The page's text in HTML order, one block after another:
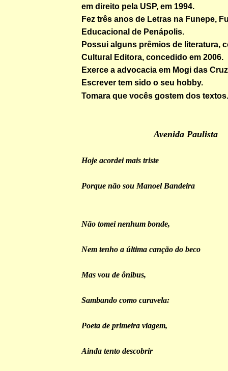
em direito pela USP, em 1994.
Fez três anos de Letras na Funepe,
Educacional de Penápolis.
Possui alguns prêmios de literatura,
Cultural Editora, concedido em 2006.
Exerce a advocacia em Mogi das
Escrever tem sido o seu hobby.
Tomara que vocês gostem dos textos.
Avenida Paulista
Hoje acordei mais triste
Porque não sou Manoel Bandeira
Não tomei nenhum bonde,
Nem tenho a última canção do beco
Mas vou de ônibus,
Sambando como caravela:
Poeta de primeira viagem,
Ainda tento descobrir